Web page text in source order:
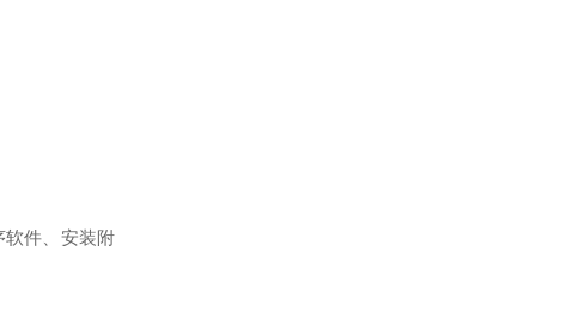
软件、安装附